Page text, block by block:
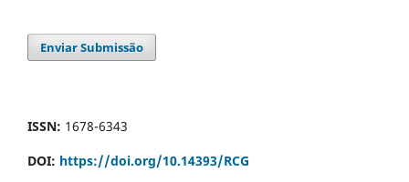
Enviar Submissão
ISSN: 1678-6343
DOI: https://doi.org/10.14393/RCG